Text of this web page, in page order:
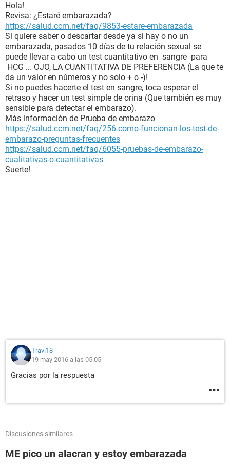
Hola!
Revisa: ¿Estaré embarazada?
https://salud.ccm.net/faq/9853-estare-embarazada
Si quiere saber o descartar desde ya si hay o no un
embarazada, pasados 10 días de tu relación sexual se
puede llevar a cabo un test cuantitativo en sangre para
HCG ... OJO, LA CUANTITATIVA DE PREFERENCIA (La que te
da un valor en números y no solo + o -)!
Si no puedes hacerte el test en sangre, toca esperar el
retraso y hacer un test simple de orina (Que también es muy
sensible para detectar el embarazo).
Más información de Prueba de embarazo
https://salud.ccm.net/faq/256-como-funcionan-los-test-de-
embarazo-preguntas-frecuentes
https://salud.ccm.net/faq/6055-pruebas-de-embarazo-
cualitativas-o-cuantitativas
Suerte!
Travi18
19 may 2016 a las 05:05
Gracias por la respuesta
Discusiones similares
ME pico un alacran y estoy embarazada